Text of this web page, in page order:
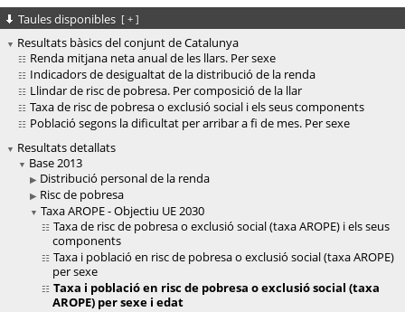
Taules disponibles [ + ]
Resultats bàsics del conjunt de Catalunya
Renda mitjana neta anual de les llars. Per sexe
Indicadors de desigualtat de la distribució de la renda
Llindar de risc de pobresa. Per composició de la llar
Taxa de risc de pobresa o exclusió social i els seus components
Població segons la dificultat per arribar a fi de mes. Per sexe
Resultats detallats
Base 2013
Distribució personal de la renda
Risc de pobresa
Taxa AROPE - Objectiu UE 2030
Taxa de risc de pobresa o exclusió social (taxa AROPE) i els seus
components
Taxa i població en risc de pobresa o exclusió social (taxa AROPE)
per sexe
Taxa i població en risc de pobresa o exclusió social (taxa
AROPE) per sexe i edat